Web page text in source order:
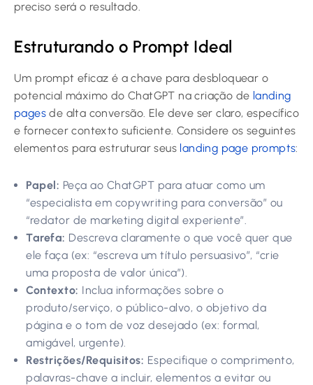
preciso será o resultado.
Estruturando o Prompt Ideal
Um prompt eficaz é a chave para desbloquear o
potencial máximo do ChatGPT na criação de landing
pages de alta conversão. Ele deve ser claro, específico
e fornecer contexto suficiente. Considere os seguintes
elementos para estruturar seus landing page prompts:
Papel: Peça ao ChatGPT para atuar como um
“especialista em copywriting para conversão” ou
“redator de marketing digital experiente”.
Tarefa: Descreva claramente o que você quer que
ele faça (ex: “escreva um título persuasivo”, “crie
uma proposta de valor única”).
Contexto: Inclua informações sobre o
produto/serviço, o público-alvo, o objetivo da
página e o tom de voz desejado (ex: formal,
amigável, urgente).
Restrições/Requisitos: Especifique o comprimento,
palavras-chave a incluir, elementos a evitar ou